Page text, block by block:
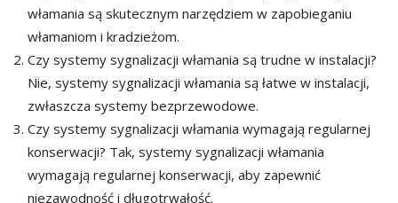
włamania są skutecznym narzędziem w zapobieganiu
włamaniom i kradzieżom.
Czy systemy sygnalizacji włamania są trudne w instalacji?
Nie, systemy sygnalizacji włamania są łatwe w instalacji,
zwłaszcza systemy bezprzewodowe.
Czy systemy sygnalizacji włamania wymagają regularnej
konserwacji? Tak, systemy sygnalizacji włamania
wymagają regularnej konserwacji, aby zapewnić
niezawodność i długotrwałość.